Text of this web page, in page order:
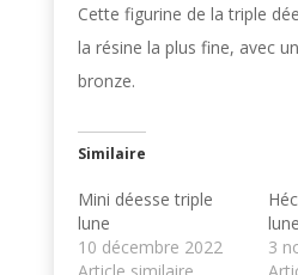
Cette figurine de la triple
la résine la plus fine, avec
bronze.
Similaire
Mini déesse triple
lune
10 décembre 2022
lune
3